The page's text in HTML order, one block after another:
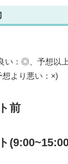
い：◎、予想以
より悪い：×)
前